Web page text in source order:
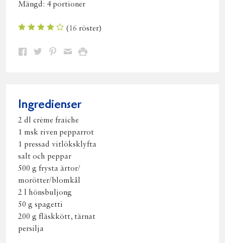
Mängd: 4 portioner
(16 röster)
Dela Dela Dela DelaSkriv
Ingredienser
2 dl crème fraiche
1 msk riven pepparrot
1 pressad vitlöksklyfta
salt och peppar
500 g frysta ärtor/
morötter/blomkål
2 l hönsbuljong
50 g spagetti
200 g fläskkött, tärnat
persilja